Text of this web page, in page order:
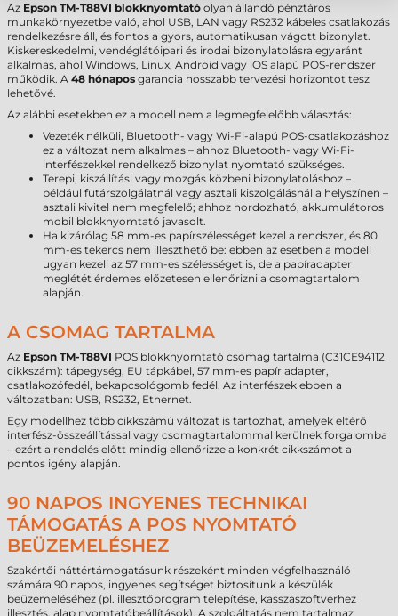
Az Epson TM-T88VI blokknyomtató olyan állandó pénztáros
munkakörnyezetbe való, ahol USB, LAN vagy RS232 kábeles csatlakozás
rendelkezésre áll, és fontos a gyors, automatikusan vágott bizonylat.
Kiskereskedelmi, vendéglátóipari és irodai bizonylatolásra egyaránt
alkalmas, ahol Windows, Linux, Android vagy iOS alapú POS-rendszer
működik. A 48 hónapos garancia hosszabb tervezési horizontot tesz
lehetővé.
Az alábbi esetekben ez a modell nem a legmegfelelőbb választás:
Vezeték nélküli, Bluetooth- vagy Wi-Fi-alapú POS-csatlakozáshoz
ez a változat nem alkalmas – ahhoz Bluetooth- vagy Wi-Fi-
interfészekkel rendelkező bizonylat nyomtató szükséges.
Terepi, kiszállítási vagy mozgás közbeni bizonylatoláshoz –
például futárszolgálatnál vagy asztali kiszolgálásnál a helyszínen –
asztali kivitel nem megfelelő; ahhoz hordozható, akkumulátoros
mobil blokknyomtató javasolt.
Ha kizárólag 58 mm-es papírszélességet kezel a rendszer, és 80
mm-es tekercs nem illeszthető be: ebben az esetben a modell
ugyan kezeli az 57 mm-es szélességet is, de a papíradapter
meglétét érdemes előzetesen ellenőrizni a csomagtartalom
alapján.
A CSOMAG TARTALMA
Az Epson TM-T88VI POS blokknyomtató csomag tartalma (C31CE94112
cikkszám): tápegység, EU tápkábel, 57 mm-es papír adapter,
csatlakozófedél, bekapcsológomb fedél. Az interfészek ebben a
változatban: USB, RS232, Ethernet.
Egy modellhez több cikkszámú változat is tartozhat, amelyek eltérő
interfész-összeállítással vagy csomagtartalommal kerülnek forgalomba
– ezért a rendelés előtt mindig ellenőrizze a konkrét cikkszámot a
pontos igény alapján.
90 NAPOS INGYENES TECHNIKAI
TÁMOGATÁS A POS NYOMTATÓ
BEÜZEMELÉSHEZ
Szakértői háttértámogatásunk részeként minden végfelhasználó
számára 90 napos, ingyenes segítséget biztosítunk a készülék
beüzemeléséhez (pl. illesztőprogram telepítése, kasszaszoftverhez
illesztés, alap nyomtatóbeállítások). A szolgáltatás nem tartalmaz